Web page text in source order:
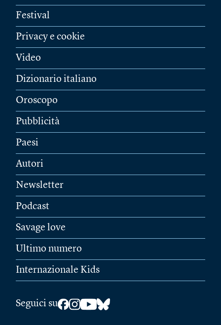
Festival
Privacy e cookie
Video
Dizionario italiano
Oroscopo
Pubblicità
Paesi
Autori
Newsletter
Podcast
Savage love
Ultimo numero
Internazionale Kids
Seguici su